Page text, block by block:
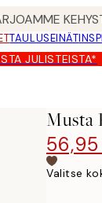
TAULUSEINÄT
JULISTEISTA*
Musta
Valitse